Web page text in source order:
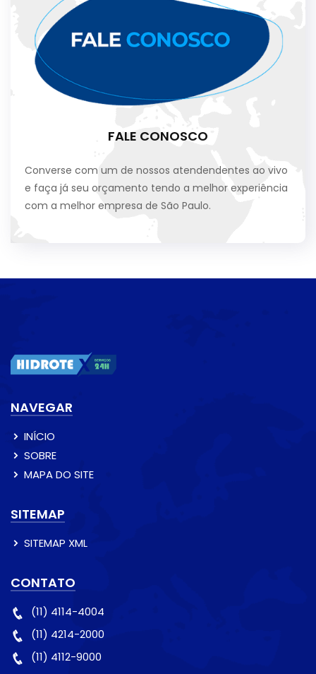
FALE CONOSCO
Converse com um de nossos atendendentes ao vivo
e faça já seu orçamento tendo a melhor experiência
com a melhor empresa de São Paulo.
NAVEGAR
INÍCIO
SOBRE
MAPA DO SITE
SITEMAP
SITEMAP XML
CONTATO
(11) 4114-4004
(11) 4214-2000
(11) 4112-9000